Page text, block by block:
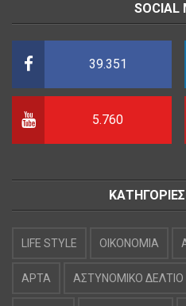
SOCIAL
39.351
5.760
LIFE STYLE OIKONOMIA
ΑΡΤΑ ΑΣΤΥΝΟΜΙΚΟ ΔΕΛΤΙΟ